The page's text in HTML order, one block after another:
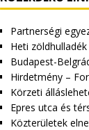
Partnerségi
Heti
Budapest-
Hirdetmény –
Körzeti
Epres utca és
Közterületek